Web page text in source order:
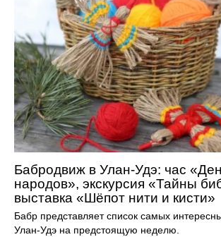
Бабродвиж в Улан-Удэ: час
народов», экскурсия «Тайны
выставка «Шёпот нити и кисти»
Бабр представляет список самых
Улан-Удэ на предстоящую неделю.